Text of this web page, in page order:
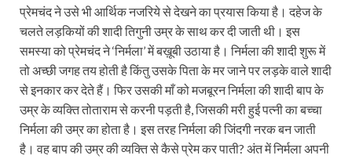
प्रेमचंद ने उसे भी आर्थिक नजरिये से देखने का प्रयास किया है। दहेज के
चलते लड़कियों की शादी तिगुनी उम्र के साथ कर दी जाती थी। इस
समस्या को प्रेमचंद ने ‘निर्मला’ में बख़ूबी उठाया है। निर्मला की शादी शुरू में
तो अच्छी जगह तय होती है किंतु उसके पिता के मर जाने पर लड़के वाले शादी
से इनकार कर देते हैं। फिर उसकी माँ को मजबूरन निर्मला की शादी बाप के
उम्र के व्यक्ति तोताराम से करनी पड़ती है, जिसकी मरी हुई पत्नी का बच्चा
निर्मला की उम्र का होता है। इस तरह निर्मला की जिंदगी नरक बन जाती
है। वह बाप की उम्र की व्यक्ति से कैसे प्रेम कर पाती? अंत में निर्मला अपनी